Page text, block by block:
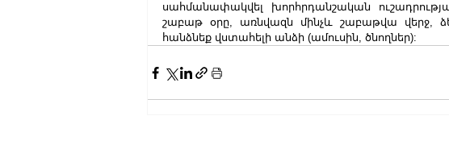
սահմանափակվել խորհրդանշական
շաբաթ օրը, առնվազն մինչև շաբաթվա վերջ,
հանձնեք վստահելի անձի (ամուսին, ծնողներ):